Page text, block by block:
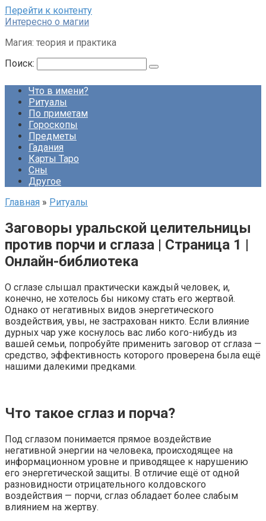
Перейти к контенту
Интересно о магии
Магия: теория и практика
Поиск:
Что в имени?
Ритуалы
По приметам
Гороскопы
Предметы
Гадания
Карты Таро
Сны
Другое
Главная » Ритуалы
Заговоры уральской целительницы
против порчи и сглаза | Страница 1 |
Онлайн-библиотека
О сглазе слышал практически каждый человек, и,
конечно, не хотелось бы никому стать его жертвой.
Однако от негативных видов энергетического
воздействия, увы, не застрахован никто. Если влияние
дурных чар уже коснулось вас либо кого-нибудь из
вашей семьи, попробуйте применить заговор от сглаза —
средство, эффективность которого проверена была ещё
нашими далекими предками.
Что такое сглаз и порча?
Под сглазом понимается прямое воздействие
негативной энергии на человека, происходящее на
информационном уровне и приводящее к нарушению
его энергетической защиты. В отличие ещё от одной
разновидности отрицательного колдовского
воздействия — порчи, сглаз обладает более слабым
влиянием на жертву.